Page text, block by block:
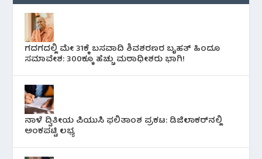
ಗದಗದಲ್ಲಿ ಮೇ 31ಕ್ಕೆ ಬಸವಾದಿ ಶಿವಶರಣರ ಬೃಹತ್ ಹಿಂದೂ
ಸಮಾವೇಶ: 300ಕ್ಕೂ ಹೆಚ್ಚು ಮಠಾಧೀಶರು ಭಾಗಿ!
ನಾಳೆ ದ್ವಿತೀಯ ಪಿಯುಸಿ ಫಲಿತಾಂಶ ಪ್ರಕಟ: ಡಿಜಿಲಾಕರ್‌ನಲ್ಲಿ
ಅಂಕಪಟ್ಟಿ ಲಭ್ಯ